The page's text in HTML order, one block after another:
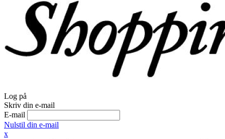
Log på
Skriv din e-mail
E-mail
Nulstil din e-mail
x